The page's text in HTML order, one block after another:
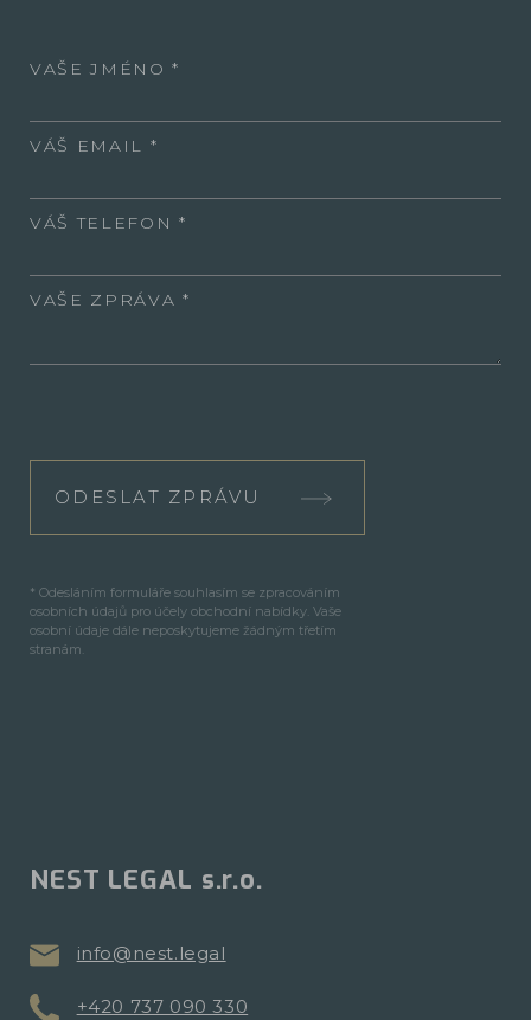
VAŠE JMÉNO
VÁŠ EMAIL
VÁŠ TELEFON
VAŠE ZPRÁVA
ODESLAT ZPRÁVU
* Odesláním formuláře souhlasím se zpracováním
osobních údajů pro účely obchodní nabídky. Vaše
osobní údaje dále neposkytujeme žádným třetím
stranám.
NEST LEGAL s.r.o.
info@nest.legal
+420 737 090 330